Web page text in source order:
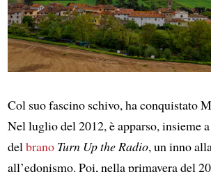
Col suo fascino schivo, ha conquistato
Nel luglio del 2012, è apparso, insieme
delbrano Turn Up the Radio, un inno
all’edonismo. Poi, nella primavera del